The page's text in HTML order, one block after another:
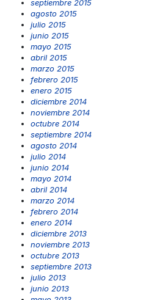
septiembre 2015
agosto 2015
julio 2015
junio 2015
mayo 2015
abril 2015
marzo 2015
febrero 2015
enero 2015
diciembre 2014
noviembre 2014
octubre 2014
septiembre 2014
agosto 2014
julio 2014
junio 2014
mayo 2014
abril 2014
marzo 2014
febrero 2014
enero 2014
diciembre 2013
noviembre 2013
octubre 2013
septiembre 2013
julio 2013
junio 2013